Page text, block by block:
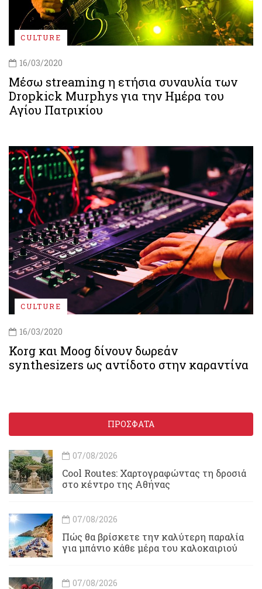
CULTURE
16/03/2020
Μέσω streaming η ετήσια συναυλία των
Dropkick Murphys για την Ημέρα του
Αγίου Πατρικίου
CULTURE
16/03/2020
Korg και Moog δίνουν δωρεάν
synthesizers ως αντίδοτο στην καραντίνα
ΠΡΟΣΦΑΤΑ
07/08/2026
Cool Routes: Χαρτογραφώντας τη δροσιά
στο κέντρο της Αθήνας
07/08/2026
Πώς θα βρίσκετε την καλύτερη παραλία
για μπάνιο κάθε μέρα του καλοκαιριού
07/08/2026